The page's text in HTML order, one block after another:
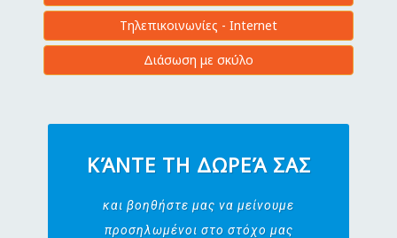
Τηλεπικοινωνίες - Internet
Διάσωση με σκύλο
ΚΆΝΤΕ ΤΗ ΔΩΡΕΆ ΣΑΣ
και βοηθήστε μας να μείνουμε
προσηλωμένοι στο στόχο μας